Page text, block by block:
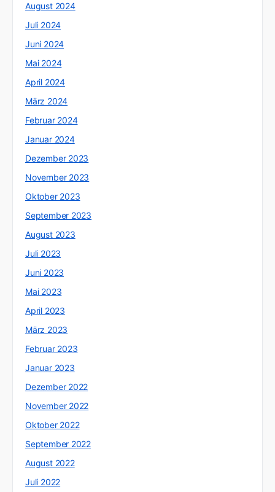
August 2024
Juli 2024
Juni 2024
Mai 2024
April 2024
März 2024
Februar 2024
Januar 2024
Dezember 2023
November 2023
Oktober 2023
September 2023
August 2023
Juli 2023
Juni 2023
Mai 2023
April 2023
März 2023
Februar 2023
Januar 2023
Dezember 2022
November 2022
Oktober 2022
September 2022
August 2022
Juli 2022